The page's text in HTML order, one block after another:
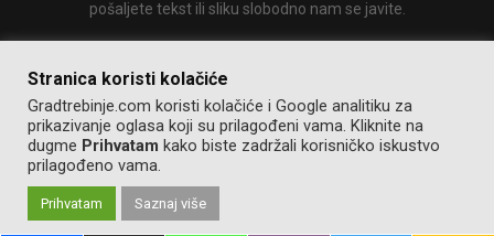
pošaljete tekst ili sliku slobodno nam se javite.
@2014-2020. Sva prava zadržana.
Stranica koristi kolačiće
Gradtrebinje.com koristi kolačiće i Google analitiku za
prikazivanje oglasa koji su prilagođeni vama. Kliknite na
dugme Prihvatam kako biste zadržali korisničko iskustvo
prilagođeno vama.
Prihvatam Saznaj više